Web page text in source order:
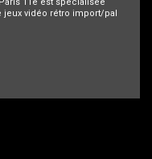
jeux vidéo rétro import/pal